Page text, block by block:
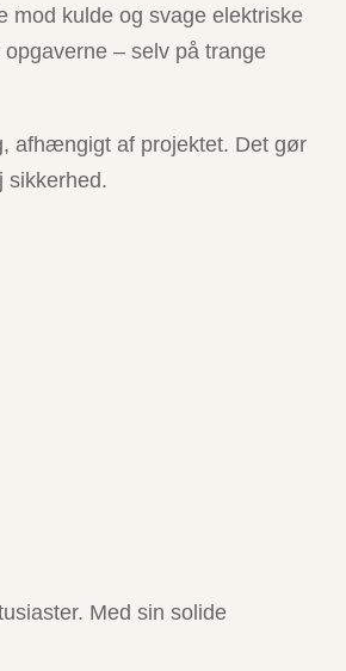
mod kulde og svage elektriske
– selv på trange
afhængigt af projektet. Det gør
sikkerhed.
Med sin solide